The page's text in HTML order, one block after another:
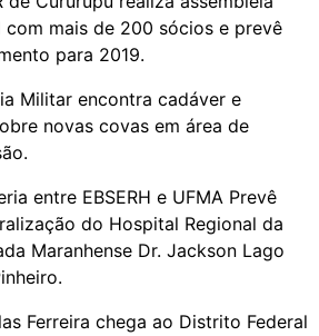
com mais de 200 sócios e prevê
para 2019.
Militar encontra cadáver e
novas covas em área de
entre EBSERH e UFMA Prevê
do Hospital Regional da
Maranhense Dr. Jackson Lago
Ferreira chega ao Distrito Federal